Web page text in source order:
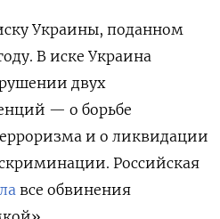
Украины, поданном
В иске Украина
двух
— о борьбе
и о ликвидации
Российская
все обвинения